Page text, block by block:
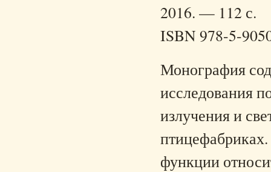
2016. — 112 с.
ISBN 978-5-
Монография
исследования
излучения и
функции